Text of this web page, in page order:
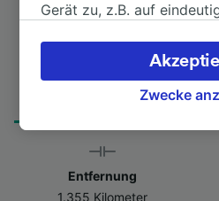
Fahrtdauer
from 24Std 15min
Entfernung
1.355 Kilometer
Gerät zu, z.B. auf
verarbeiten. Sie können
akzeptieren oder
Ihres Widerspruchsrechts
besuchen Sie jederzeit
Datenschutzrichtlinie.
werden unseren Partnern
Zwecke